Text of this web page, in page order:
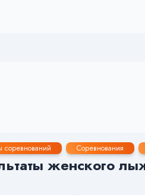
соревнований Соревнования
женского